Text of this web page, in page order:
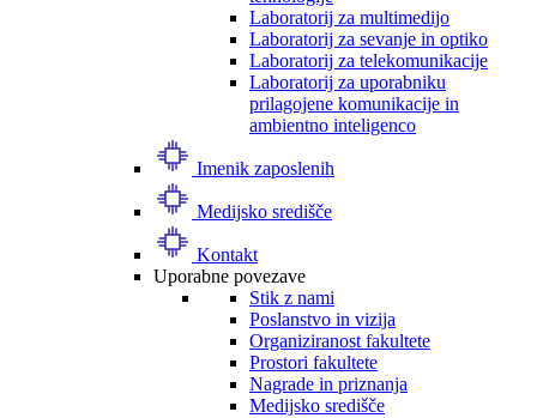
Laboratorij za multimedijo
Laboratorij za sevanje in optiko
Laboratorij za telekomunikacije
Laboratorij za uporabniku
prilagojene komunikacije in
ambientno inteligenco
Imenik zaposlenih
Medijsko središče
Kontakt
Uporabne povezave
Stik z nami
Poslanstvo in vizija
Organiziranost fakultete
Prostori fakultete
Nagrade in priznanja
Medijsko središče